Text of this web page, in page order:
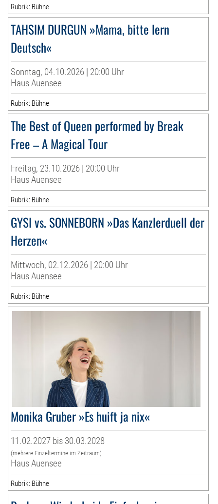
Rubrik: Bühne
TAHSIM DURGUN »Mama, bitte lern
Deutsch«
Sonntag, 04.10.2026 | 20:00 Uhr
Haus Auensee
Rubrik: Bühne
The Best of Queen performed by Break
Free – A Magical Tour
Freitag, 23.10.2026 | 20:00 Uhr
Haus Auensee
Rubrik: Bühne
GYSI vs. SONNEBORN »Das Kanzlerduell der
Herzen«
Mittwoch, 02.12.2026 | 20:00 Uhr
Haus Auensee
Rubrik: Bühne
Monika Gruber »Es huift ja nix«
11.02.2027 bis 30.03.2028
(mehrere Einzeltermine im Zeitraum)
Haus Auensee
Rubrik: Bühne